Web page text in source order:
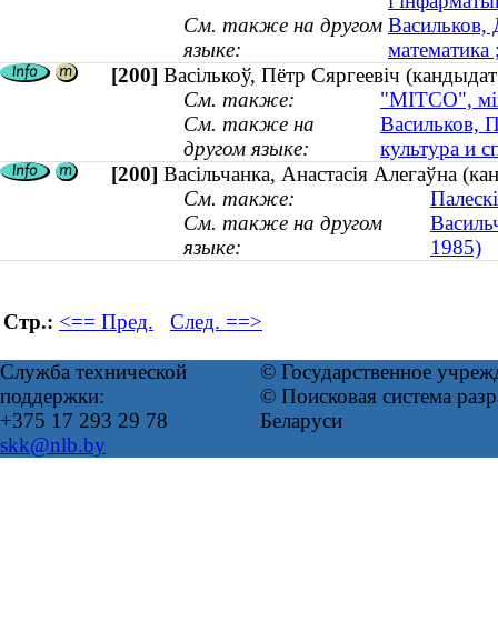
См. также на другом
языке:
Васильков,
[200] Васількоў, Пётр Сяргеевіч
См. также:
"МІТСО",
См. также на
другом языке:
Васильков,
культура и
[200] Васільчанка, Анастасія Алегаўна
См. также:
См. также на другом
языке:
1985)
Стр.: <== Пред. След. ==>
Служба технической
поддержки:
+375 17 293 29 78
skk@nlb.by
© Государственное
© Поисковая система
Беларуси